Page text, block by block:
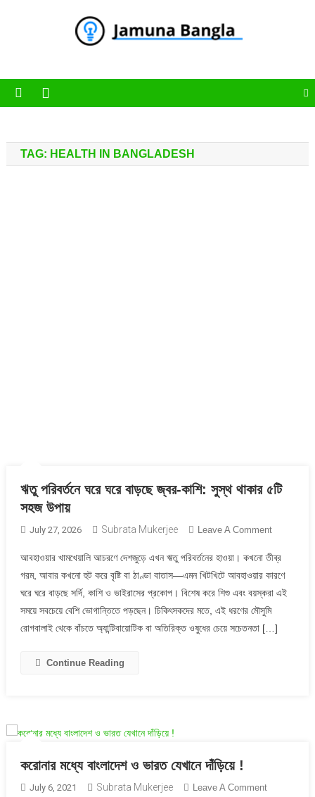
TAG: HEALTH IN BANGLADESH
ঋতু পরিবর্তনে ঘরে ঘরে বাড়ছে জ্বর-কাশি: সুস্থ থাকার ৫টি
সহজ উপায়
July 27, 2026 Subrata Mukerjee Leave A CommentOn
পরিবর্তনে
ঘরে
ঘরে
বাড়ছে
জ্বর-
আবহাওয়ার খামখেয়ালি আচরণে দেশজুড়ে এখন ঋতু পরিবর্তনের হাওয়া। কখনো তীব্র
গরম, আবার কখনো হুট করে বৃষ্টি বা ঠাণ্ডা বাতাস—এমন খিটখিটে আবহাওয়ার কারণে
ঘরে ঘরে বাড়ছে সর্দি, কাশি ও ভাইরাসের প্রকোপ। বিশেষ করে শিশু এবং বয়স্করা এই
সময়ে সবচেয়ে বেশি ভোগান্তিতে পড়ছেন। চিকিৎসকদের মতে, এই ধরণের মৌসুমি
রোগবালাই থেকে বাঁচতে অ্যান্টিবায়োটিক বা অতিরিক্ত ওষুধের চেয়ে সচেতনতা […]
Continue Reading
করোনার মধ্যে বাংলাদেশ ও ভারত যেখানে দাঁড়িয়ে !
July 6, 2021 Subrata Mukerjee Leave A CommentOn